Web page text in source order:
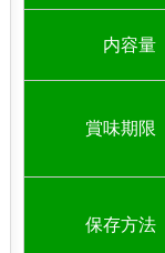
内容量
賞味期限
保存方法